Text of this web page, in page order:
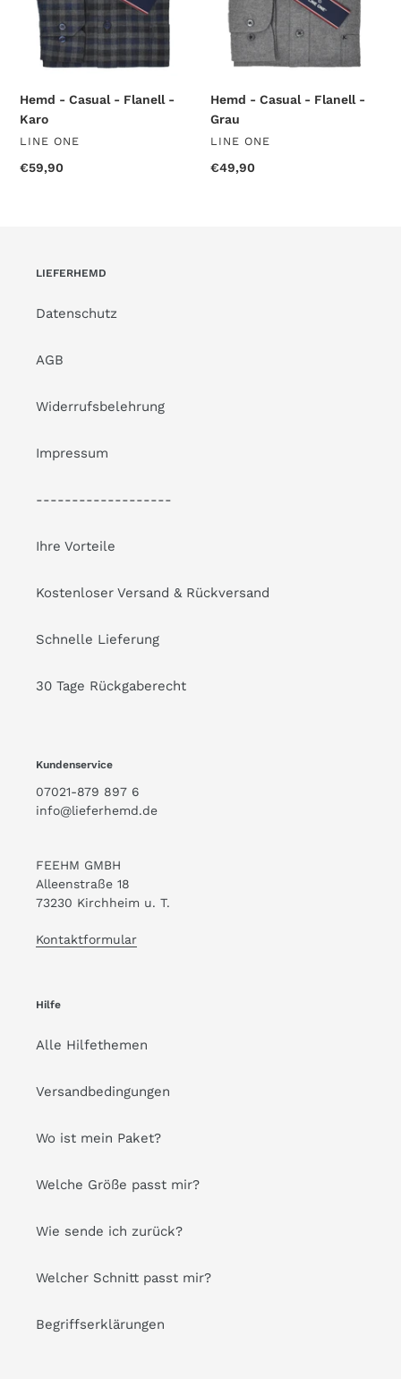
Hemd - Casual - Flanell -
Karo
VERKÄUFER
LINE ONE
Normaler
€59,90
Hemd - Casual - Flanell -
Grau
VERKÄUFER
LINE ONE
Normaler
€49,90
LIEFERHEMD
Datenschutz
AGB
Widerrufsbelehrung
Impressum
-------------------
Ihre Vorteile
Kostenloser Versand & Rückversand
Schnelle Lieferung
30 Tage Rückgaberecht
Kundenservice
07021-879 897 6
info@lieferhemd.de
FEEHM GMBH
Alleenstraße 18
73230 Kirchheim u. T.
Kontaktformular
Hilfe
Alle Hilfethemen
Versandbedingungen
Wo ist mein Paket?
Welche Größe passt mir?
Wie sende ich zurück?
Welcher Schnitt passt mir?
Begriffserklärungen